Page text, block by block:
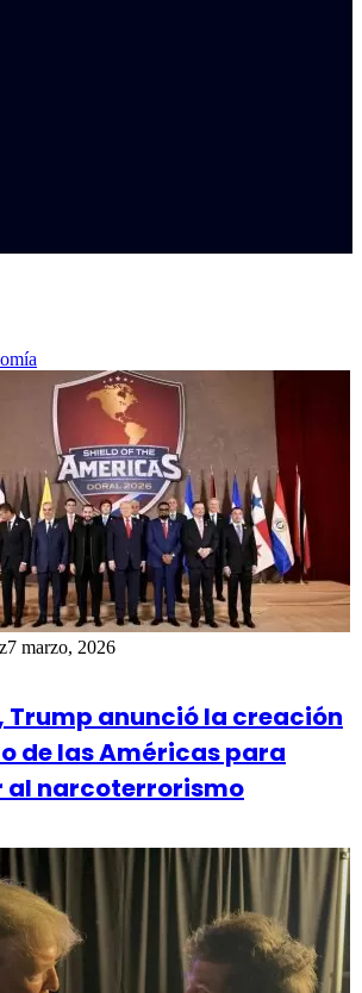
7 marzo, 2026
Trump anunció la creación
de las Américas para
al narcoterrorismo